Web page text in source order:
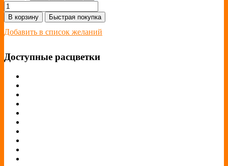
В корзину Быстрая покупка
Добавить в список желаний
Доступные расцветки